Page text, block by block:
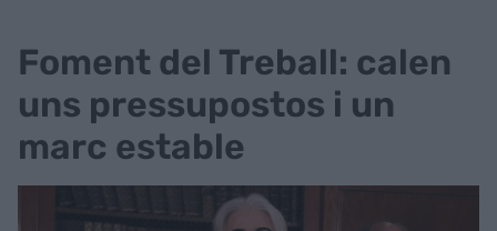
Foment del Treball: calen
uns pressupostos i un
marc estable